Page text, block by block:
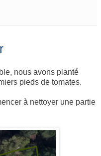
nous avons planté
pieds de tomates.
à nettoyer une partie